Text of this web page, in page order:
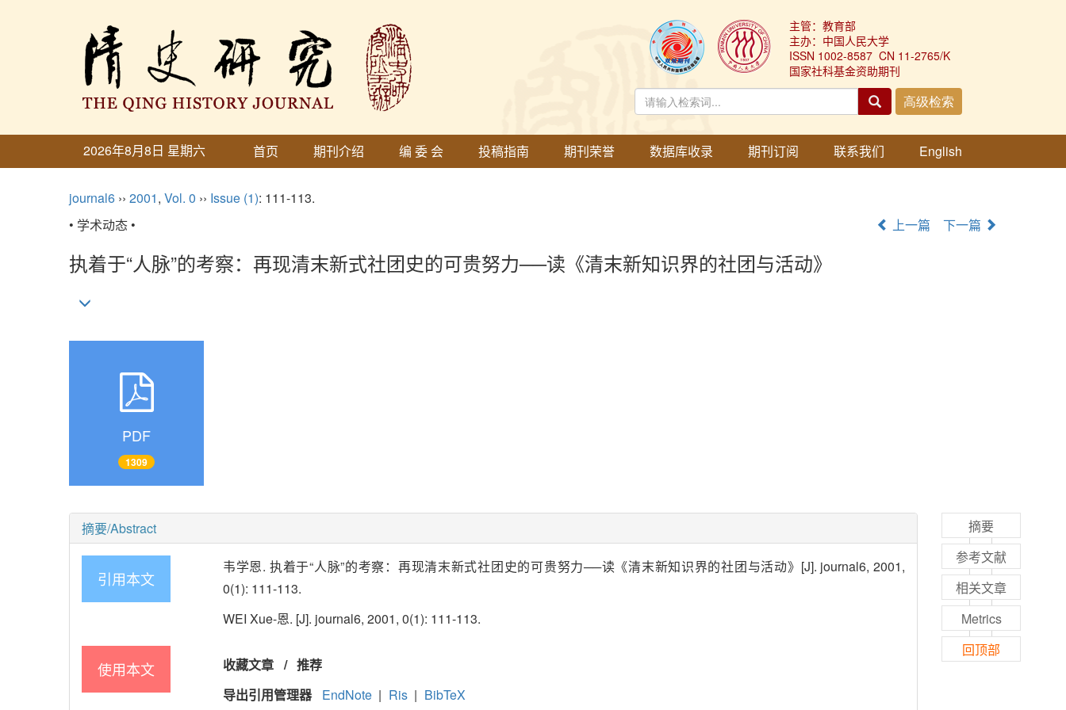
主管：教育部
主办：中国人民大学
ISSN 1002-8587 CN 11-2765/K
国家社科基金资助期刊
2026年8月8日 星期六 首页 期刊介绍 编 委 会 投稿指南 期刊荣誉 数据库收录 期刊订阅 联系我们 English
journal6 ›› 2001, Vol. 0 ›› Issue (1): 111-113.
• 学术动态 •
上一篇 下一篇
执着于“人脉”的考察：再现清末新式社团史的可贵努力──读《清末新知识界的社团与活动》
PDF
1309
摘要/Abstract
引用本文
韦学恩. 执着于“人脉”的考察：再现清末新式社团史的可贵努力──读《清末新知识界的社团与活动》[J]. journal6, 2001,
0(1): 111-113.
WEI Xue-恩. [J]. journal6, 2001, 0(1): 111-113.
使用本文 收藏文章 / 推荐
导出引用管理器
EndNote | Ris | BibTeX
摘要
参考文献
相关文章
Metrics
回顶部